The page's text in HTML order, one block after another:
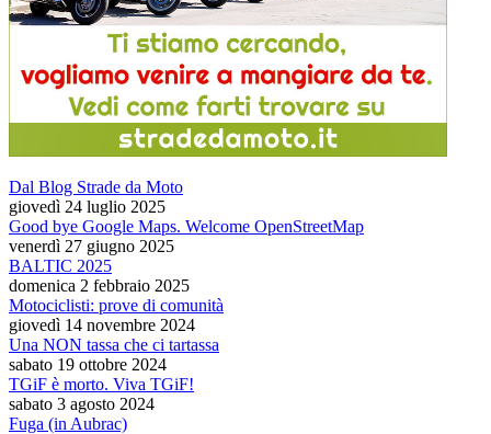
Dal Blog Strade da Moto
giovedì 24 luglio 2025
Good bye Google Maps. Welcome OpenStreetMap
venerdì 27 giugno 2025
BALTIC 2025
domenica 2 febbraio 2025
Motociclisti: prove di comunità
giovedì 14 novembre 2024
Una NON tassa che ci tartassa
sabato 19 ottobre 2024
TGiF è morto. Viva TGiF!
sabato 3 agosto 2024
Fuga (in Aubrac)